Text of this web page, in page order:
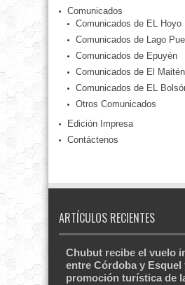
Comunicados
Comunicados de EL Hoyo
Comunicados de Lago
Comunicados de Epuyén
Comunicados de El Maitén
Comunicados de EL
Otros Comunicados
Edición Impresa
Contáctenos
ARTÍCULOS RECIENTES
Chubut recibe el vuelo
entre Córdoba y Esquel
promoción turística de